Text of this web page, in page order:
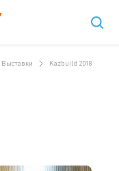
Выставки Kazbuild 2018